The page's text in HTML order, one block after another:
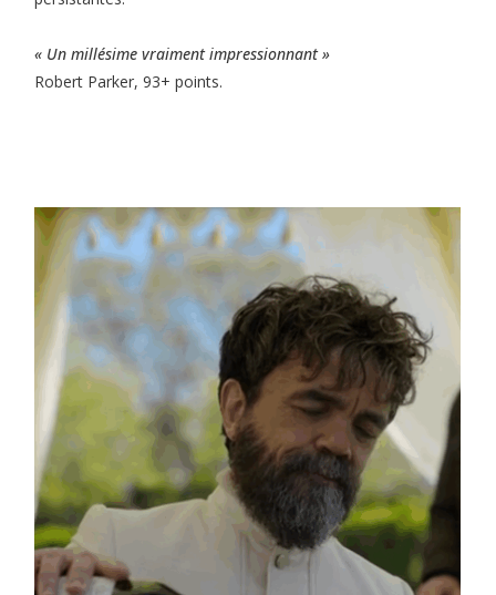
« Un millésime vraiment impressionnant »
Robert Parker, 93+ points.